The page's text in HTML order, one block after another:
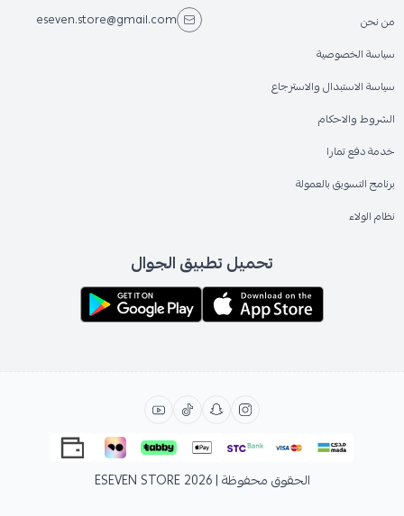
من نحن
سياسة الخصوصية
سياسة الاستبدال والاسترجاع
الشروط والاحكام
خدمة دفع تمارا
برنامج التسويق بالعمولة
نظام الولاء
eseven.store@gmail.com
تحميل تطبيق الجوال
الحقوق محفوظة | 2026 ESEVEN STORE